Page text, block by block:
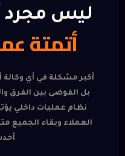
ليس مجرد
أتمتة
أكبر مشكلة في أي وكالة
نظام عمليات داخلي
العملاء وبقاء الجميع